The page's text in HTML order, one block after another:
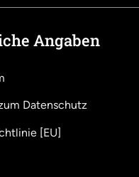
Angaben
Datenschutz
[EU]